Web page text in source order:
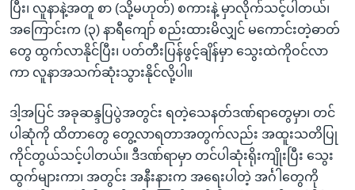
ပြီး၊ လူနာနဲ့အတူ စာ (သို့မဟုတ်) စကားနဲ့ မှာလိုက်သင့်ပါတယ်၊
အကြောင်းက (၃) နာရီကျော် စည်းထားမိလျှင် မကောင်းတဲ့ဓာတ်
တွေ ထွက်လာနိုင်ပြီး၊ ပတ်တီးပြန်ဖွင့်ချိန်မှာ သွေးထဲကိုဝင်လာ
ကာ လူနာအသက်ဆုံးသွားနိုင်လို့ပါ။
ဒါ့အပြင် အခုဆန္ဒပြပွဲအတွင်း ရတဲ့သေနတ်ဒဏ်ရာတွေမှာ၊ တင်
ပါဆုံကို ထိတာတွေ တွေ့လာရတာအတွက်လည်း အထူးသတိပြု
ကိုင်တွယ်သင့်ပါတယ်။ ဒီဒဏ်ရာမှာ တင်ပါဆုံးရိုးကျိုးပြီး သွေး
ထွက်များကာ၊ အတွင်း အနီးနားက အရေးပါတဲ့ အင်္ဂါတွေကို